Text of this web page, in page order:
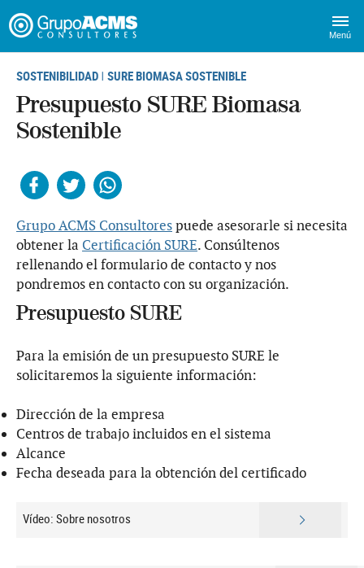
Menú
SOSTENIBILIDAD | SURE BIOMASA SOSTENIBLE
Presupuesto SURE Biomasa
Sostenible
Grupo ACMS Consultorespuede asesorarle si necesita
obtener la Certificación SURE. Consúltenos
rellenando el formulario de contacto y nos
pondremos en contacto con su organización.
Presupuesto SURE
Para la emisión de un presupuesto SURE le
solicitaremos la siguiente información:
Dirección de la empresa
Centros de trabajo incluidos en el sistema
Alcance
Fecha deseada para la obtención del certificado
Vídeo: Sobre nosotros